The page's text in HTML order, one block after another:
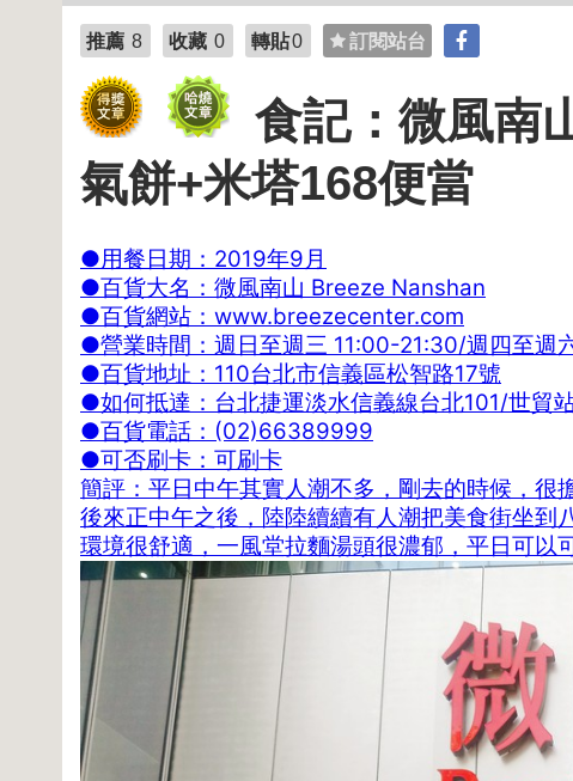
推薦 8 收藏 0 轉貼0 訂閱站台
食記：微風南
氣餅+米塔168便當
●用餐日期：2019年9月
●百貨大名：微風南山 Breeze Nanshan
●百貨網站：www.breezecenter.com
●營業時間：週日至週三 11:00-21:30/週四至週
●百貨地址：110台北市信義區松智路17號
●如何抵達：台北捷運淡水信義線台北101/世貿
●百貨電話：(02)66389999
●可否刷卡：可刷卡
簡評：平日中午其實人潮不多，剛去的時候，很
後來正中午之後，陸陸續續有人潮把美食街坐到
環境很舒適，一風堂拉麵湯頭很濃郁，平日可以